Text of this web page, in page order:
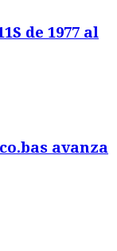
de 1977 al
avanza